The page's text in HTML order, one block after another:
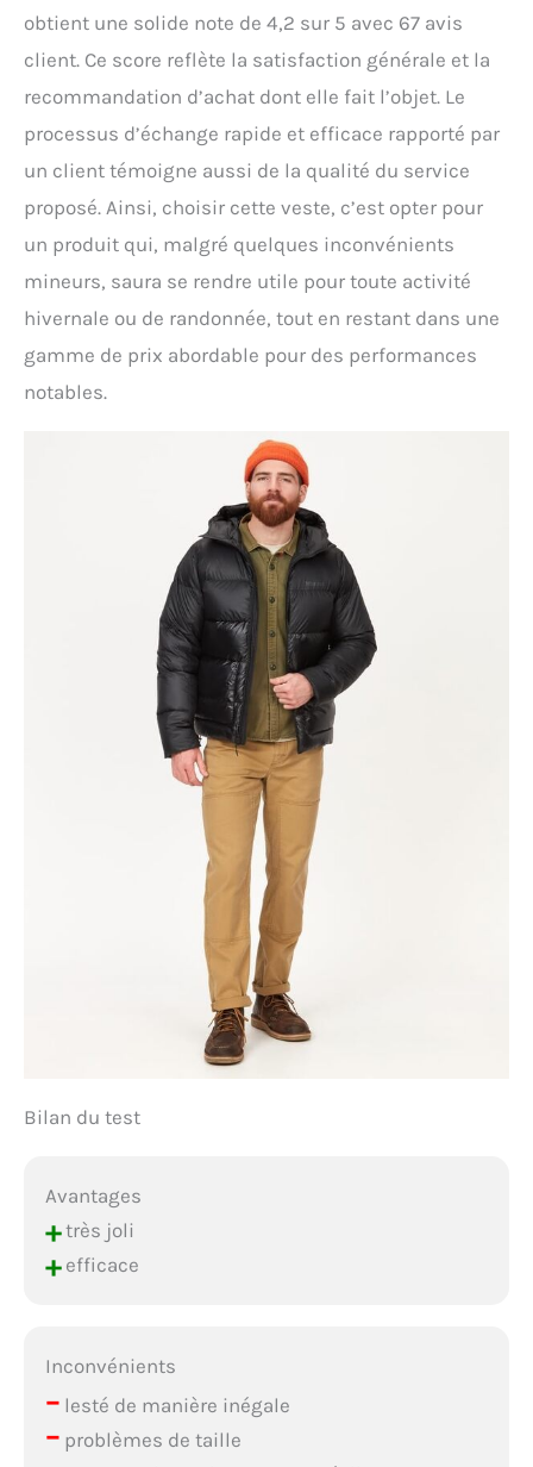
obtient une solide note de 4,2 sur 5 avec 67 avis
client. Ce score reflète la satisfaction générale et la
recommandation d’achat dont elle fait l’objet. Le
processus d’échange rapide et efficace rapporté par
un client témoigne aussi de la qualité du service
proposé. Ainsi, choisir cette veste, c’est opter pour
un produit qui, malgré quelques inconvénients
mineurs, saura se rendre utile pour toute activité
hivernale ou de randonnée, tout en restant dans une
gamme de prix abordable pour des performances
notables.
Bilan du test
Avantages
+très joli
+efficace
Inconvénients
–lesté de manière inégale
–problèmes de taille